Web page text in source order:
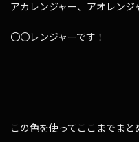
アカレンジャー、アオレンジ
〇〇レンジャーです！
この色を使ってここまでま